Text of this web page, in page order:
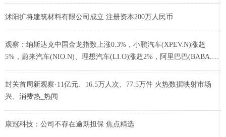
沭阳扩将建筑材料有限公司成立 注册资本200万人民币
观察：纳斯达克中国金龙指数上涨0.3%，小鹏汽车(XPEV.N)涨超
5%，蔚来汽车(NIO.N)、理想汽车(LI.O)涨超2%，阿里巴巴(BABA.N)
涨0.8%。
封关首周新观察·11亿元、16.5万人次、77.5万件 火热数据映射市场
兴、消费热_热闻
康冠科技：公司不存在逾期担保 焦点精选